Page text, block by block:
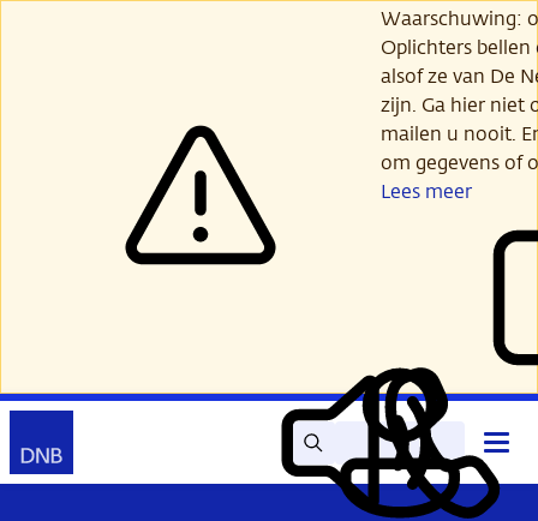
Waarschuwing:
Oplichters
alsof ze van De
zijn. Ga hier niet
mailen u nooit.
om gegevens of
Lees meer
Zoek Lees
voor
Mijn
DNB
Contact